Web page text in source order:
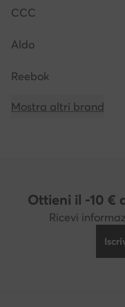
CCC
Aldo
Reebok
Mostra altri brand
Ottieni il -10 €
Ricevi